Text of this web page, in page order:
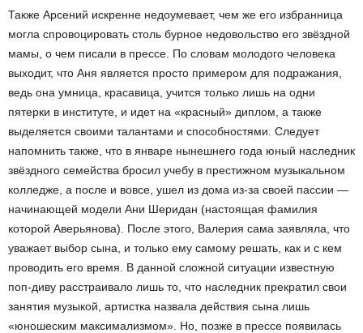
Также Арсений искренне недоумевает, чем же его избранница
могла спровоцировать столь бурное недовольство его звёздной
мамы, о чем писали в прессе. По словам молодого человека
выходит, что Аня является просто примером для подражания,
ведь она умница, красавица, учится только лишь на одни
пятерки в институте, и идет на «красный» диплом, а также
выделяется своими талантами и способностями. Следует
напомнить также, что в январе нынешнего года юный наследник
звёздного семейства бросил учебу в престижном музыкальном
колледже, а после и вовсе, ушел из дома из-за своей пассии —
начинающей модели Ани Шеридан (настоящая фамилия
которой Аверьянова). После этого, Валерия сама заявляла, что
уважает выбор сына, и только ему самому решать, как и с кем
проводить его время. В данной сложной ситуации известную
поп-диву расстраивало лишь то, что наследник прекратил свои
занятия музыкой, артистка назвала действия сына лишь
«юношеским максимализмом». Но, позже в прессе появилась